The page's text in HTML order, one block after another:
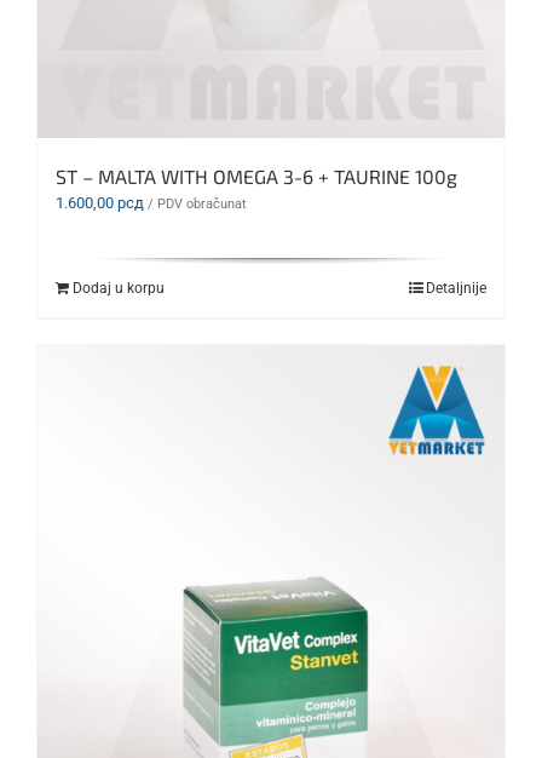
ST – MALTA WITH OMEGA 3-6 + TAURINE 100g
1.600,00 рсд / PDV obračunat
Dodaj u korpu Detaljnije